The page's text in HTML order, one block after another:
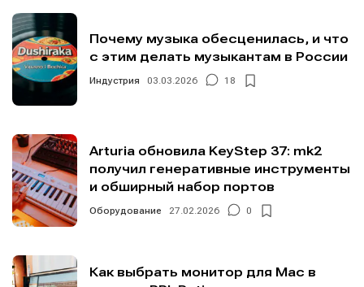
Почему музыка обесценилась, и что
с этим делать музыкантам в России
Индустрия 03.03.2026 18
Arturia обновила KeyStep 37: mk2
получил генеративные инструменты
и обширный набор портов
Оборудование 27.02.2026 0
Как выбрать монитор для Mac в